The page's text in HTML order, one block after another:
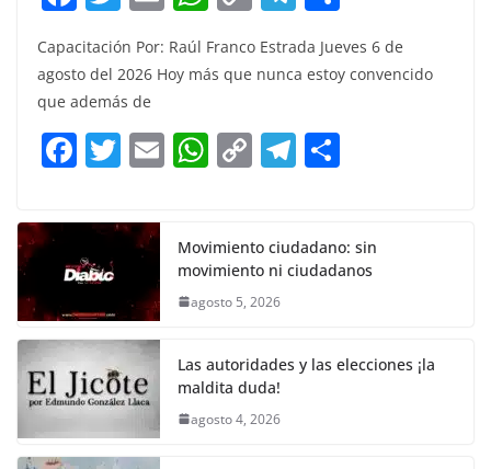
a
c
e
b
o
k
itt
er
m
ai at
A
p
p
Li
n
el
e
a
m
ar
e
Capacitación Por: Raúl Franco Estrada Jueves 6 de
agosto del 2026 Hoy más que nunca estoy convencido
que además de
F
c
e
b
o
o
k
T
itt
er
E W
s
A
p
C
y
Li
k
T
gr
a
e
Movimiento ciudadano: sin
movimiento ni ciudadanos
agosto 5, 2026
Las autoridades y las elecciones ¡la
maldita duda!
agosto 4, 2026